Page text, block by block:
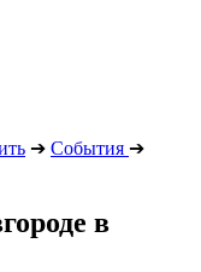
➔ События ➔
в